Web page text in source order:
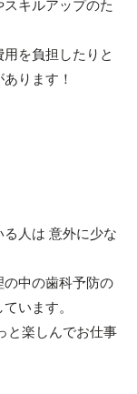
を負担したりと
ります！
人は 意外に少な
中の歯科予防の
います。
と楽しんでお仕事